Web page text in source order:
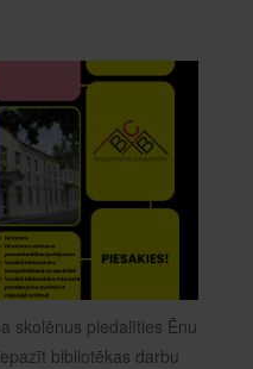
skolēnus piedalīties Ēnu
bibliotēkas darbu